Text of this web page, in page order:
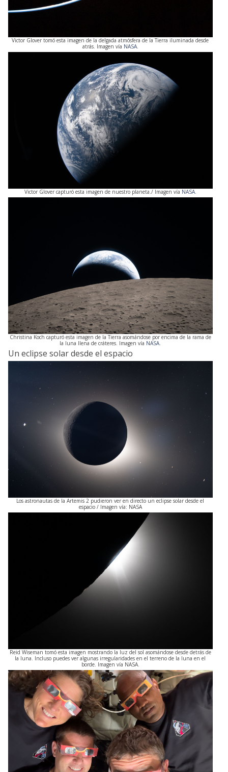
Victor Glover tomó esta imagen de la delgada atmósfera de la Tierra iluminada desde
atrás. Imagen vía NASA.
Victor Glover capturó esta imagen de nuestro planeta./ Imagen vía NASA.
Christina Koch capturó esta imagen de la Tierra asomándose por encima de la rama de
la luna llena de cráteres. Imagen vía NASA
Un eclipse solar desde el espacio
Los astronautas de la Artemis 2 pudieron ver en directo un eclipse solar desde el
espacio / Imagen vía: NASA
Reid Wiseman tomó esta imagen mostrando la luz del sol asomándose desde detrás de
la luna. Incluso puedes ver algunas irregularidades en el terreno de la luna en el
borde. Imagen vía NASA.